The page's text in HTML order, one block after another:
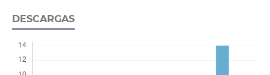
DESCARGAS